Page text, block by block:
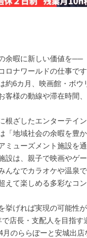
余暇に新しい価値を──
ロナワールドの仕事です
約6カ月、映画館・ボウ
客様の動線や滞在時間
根ざしたエンターテイ
「地域社会の余暇を豊
ミューズメント施設を
設は、親子で映画やゲ
んなでカラオケや温泉
えて楽しめる多彩なコ
挙げれば実現の可能性
で店長・支配人を目指す
月のららぽーと安城出店